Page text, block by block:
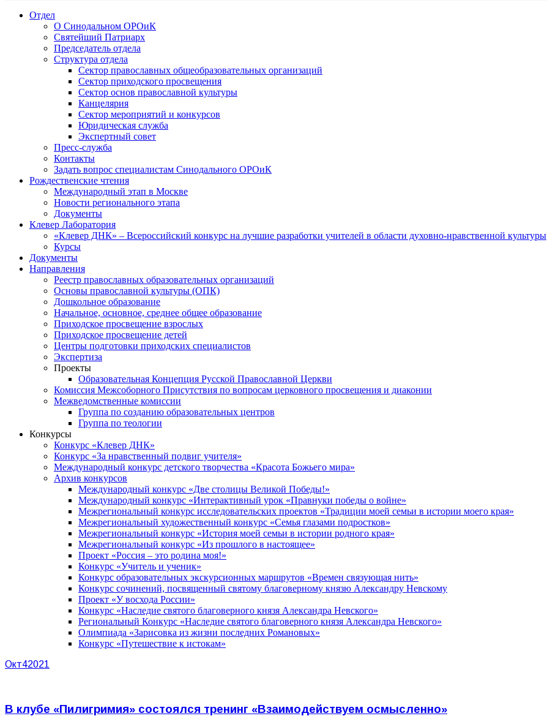
Отдел
О Синодальном ОРОиК
Святейший Патриарх
Председатель отдела
Структура отдела
Сектор православных общеобразовательных организаций
Сектор приходского просвещения
Сектор основ православной культуры
Канцелярия
Сектор мероприятий и конкурсов
Юридическая служба
Экспертный совет
Пресс-служба
Контакты
Задать вопрос специалистам Синодального ОРОиК
Рождественские чтения
Международный этап в Москве
Новости регионального этапа
Документы
Клевер Лаборатория
«Клевер ДНК» – Всероссийский конкурс на лучшие разработки учителей в области духовно-нравственной культуры
Курсы
Документы
Направления
Реестр православных образовательных организаций
Основы православной культуры (ОПК)
Дошкольное образование
Начальное, основное, среднее общее образование
Приходское просвещение взрослых
Приходское просвещение детей
Центры подготовки приходских специалистов
Экспертиза
Проекты
Образовательная Концепция Русской Православной Церкви
Комиссия Межсоборного Присутствия по вопросам церковного просвещения и диаконии
Межведомственные комиссии
Группа по созданию образовательных центров
Группа по теологии
Конкурсы
Конкурс «Клевер ДНК»
Конкурс «За нравственный подвиг учителя»
Международный конкурс детского творчества «Красота Божьего мира»
Архив конкурсов
Международный конкурс «Две столицы Великой Победы!»
Международный конкурс «Интерактивный урок «Правнуки победы о войне»
Межрегиональный конкурс исследовательских проектов «Традиции моей семьи в истории моего края»
Межрегиональный художественный конкурс «Семья глазами подростков»
Межрегиональный конкурс «История моей семьи в истории родного края»
Межрегиональный конкурс «Из прошлого в настоящее»
Проект «Россия – это родина моя!»
Конкурс «Учитель и ученик»
Конкурс образовательных экскурсионных маршрутов «Времен связующая нить»
Конкурс сочинений, посвященный святому благоверному князю Александру Невскому
Проект «У восхода России»
Конкурс «Наследие святого благоверного князя Александра Невского»
Региональный Конкурс «Наследие святого благоверного князя Александра Невского»
Олимпиада «Зарисовка из жизни последних Романовых»
Конкурс «Путешествие к истокам»
Окт42021
В клубе «Пилигримия» состоялся тренинг «Взаимодействуем осмысленно»